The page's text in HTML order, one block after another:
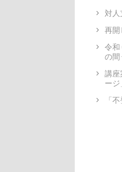
対
再開
令和
の間
講座
ージ
「